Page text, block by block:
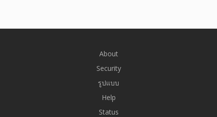
About
Security
รูปแบบ
Help
Status